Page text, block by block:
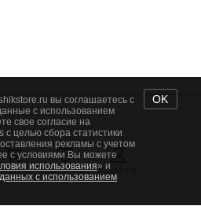
Избранное Профиль
вы соглашаетесь с
с использованием
свое согласие на
целью сбора статистики
рекламы с учетом
с условиями Вы можете
использования» и
с использованием
OK